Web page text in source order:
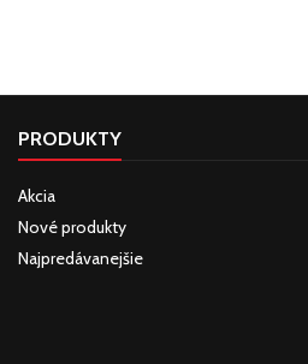
PRODUKTY
Akcia
Nové produkty
Najpredávanejšie